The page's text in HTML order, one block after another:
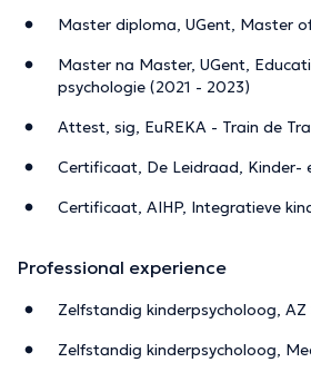
Master diploma, UGent, Master
Master na Master, UGent,
psychologie (2021 - 2023)
Attest, sig, EuREKA - Train de
Certificaat, De Leidraad, Kinder-
Certificaat, AIHP, Integratieve
Professional experience
Zelfstandig kinderpsycholoog,
Zelfstandig kinderpsycholoog,